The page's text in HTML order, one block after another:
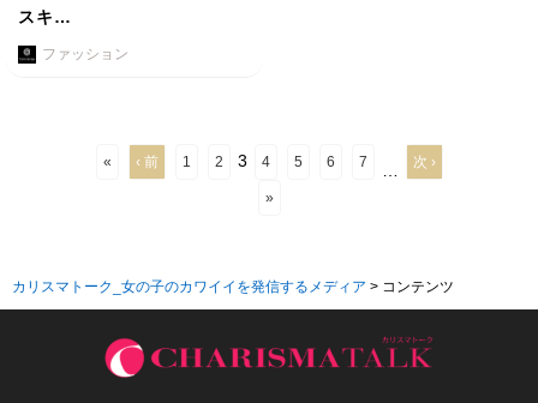
スキ…
ファッション
« ‹ 前 1 2 3 4 5 6 7 次 ›
»
カリスマトーク_女の子のカワイイを発信するメディア > コンテンツ